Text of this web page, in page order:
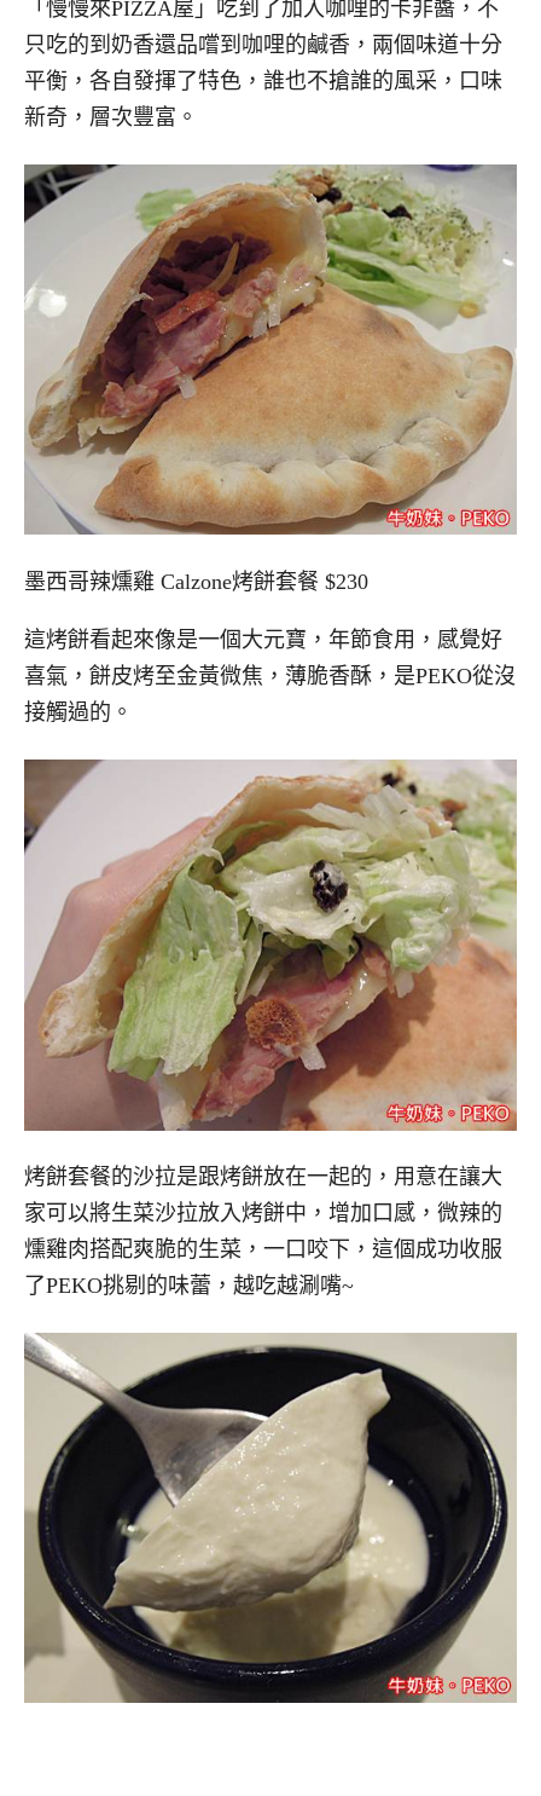
「慢慢來PIZZA屋」吃到了加入咖哩的卡非醬，不
只吃的到奶香還品嚐到咖哩的鹹香，兩個味道十分
平衡，各自發揮了特色，誰也不搶誰的風采，口味
新奇，層次豐富。
墨西哥辣燻雞 Calzone烤餅套餐 $230
這烤餅看起來像是一個大元寶，年節食用，感覺好
喜氣，餅皮烤至金黃微焦，薄脆香酥，是PEKO從沒
接觸過的。
烤餅套餐的沙拉是跟烤餅放在一起的，用意在讓大
家可以將生菜沙拉放入烤餅中，增加口感，微辣的
燻雞肉搭配爽脆的生菜，一口咬下，這個成功收服
了PEKO挑剔的味蕾，越吃越涮嘴~